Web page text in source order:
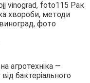
агротехніка —
бактеріального